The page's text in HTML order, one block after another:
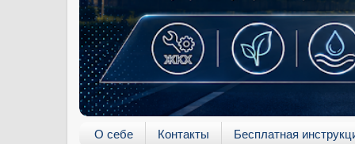
О себе Контакты Бесплатная